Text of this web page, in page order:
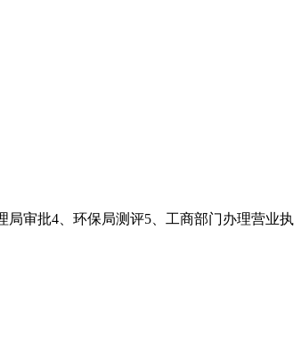
审批4、环保局测评5、工商部门办理营业执